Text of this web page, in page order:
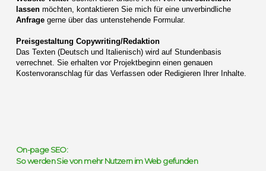
lassen möchten, kontaktieren Sie mich für eine unverbindliche
Anfragegerne über das untenstehende Formular.
Preisgestaltung Copywriting/Redaktion
Das Texten (Deutsch und Italienisch) wird auf Stundenbasis
verrechnet. Sie erhalten vor Projektbeginn einen genauen
Kostenvoranschlag für das Verfassen oder Redigieren Ihrer Inhalte.
On-page SEO:
So werden Sie von mehr Nutzern im Web gefunden